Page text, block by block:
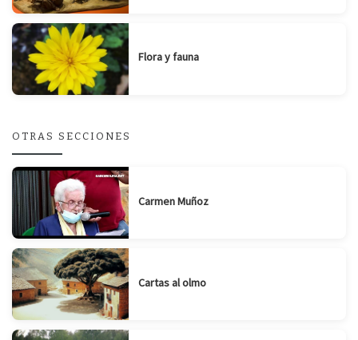
Flora y fauna
OTRAS SECCIONES
Carmen Muñoz
Cartas al olmo